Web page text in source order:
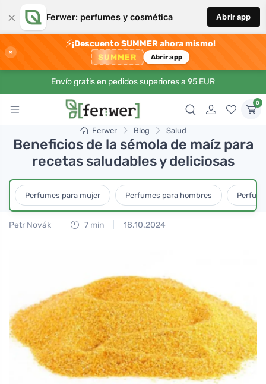
× Ferwer: perfumes y cosmética Abrir app
×
⚡¡Descuento SUMMER ahora mismo!
SUMMER Abrir app
Envío gratis en pedidos superiores a 95 EUR
0
Ferwer Blog Salud
Beneficios de la sémola de maíz para
recetas saludables y deliciosas
Perfumes para mujer Perfumes para hombres
Petr Novák 7 min 18.10.2024